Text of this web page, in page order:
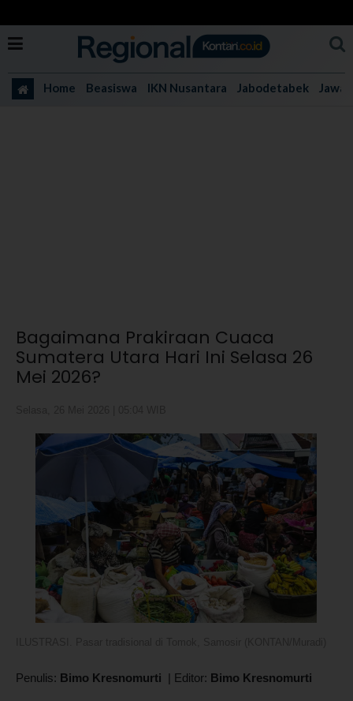
Home Beasiswa IKN Nusantara Jabodetabek Jawa
Bagaimana Prakiraan Cuaca
Sumatera Utara Hari Ini Selasa 26
Mei 2026?
Penulis: Bimo Kresnomurti | Editor: Bimo Kresnomurti